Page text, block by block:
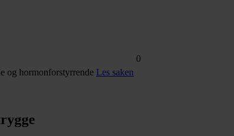
og hormonforstyrrende Les saken
0